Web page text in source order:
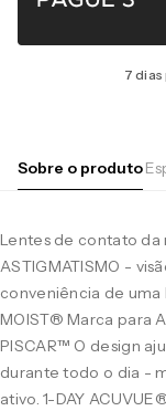
7
Sobre o produto
Lentes de contato da
ASTIGMATISMO -
conveniência de uma
MOIST® Marca para
PISCAR™ O design
durante todo o dia -
ativo. 1-DAY